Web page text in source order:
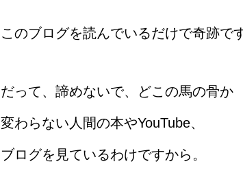
このブログを読んでいるだけで奇跡で
だって、諦めないで、どこの馬の骨か
変わらない人間の本やYouTube、
ブログを見ているわけですから。